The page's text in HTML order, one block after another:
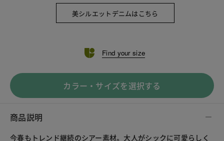
美シルエットデニムはこちら
Find your size
カラー・サイズを選択する
商品説明
今春もトレンド継続のシアー素材。大人がシックに可愛らしく